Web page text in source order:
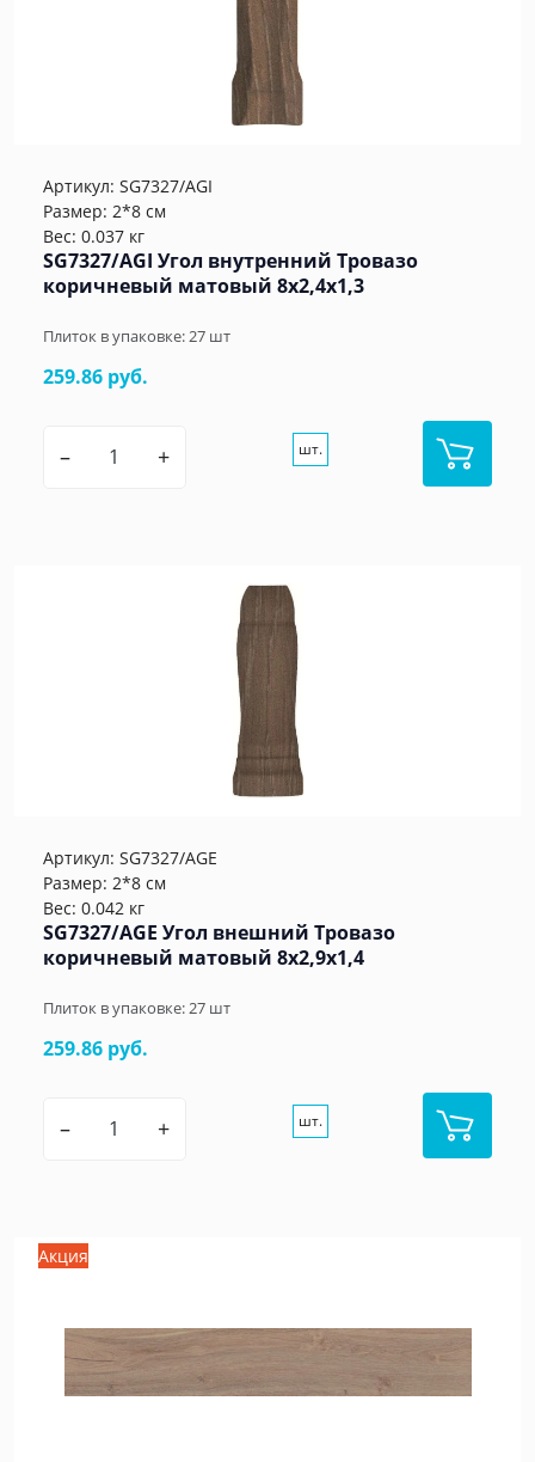
Артикул: SG7327/AGI
Размер: 2*8 см
Вес: 0.037 кг
SG7327/AGI Угол внутренний Тровазо
коричневый матовый 8x2,4x1,3
Плиток в упаковке:27 шт
259.86 руб.
– + шт.
Артикул: SG7327/AGE
Размер: 2*8 см
Вес: 0.042 кг
SG7327/AGE Угол внешний Тровазо
коричневый матовый 8x2,9x1,4
Плиток в упаковке:27 шт
259.86 руб.
– + шт.
Акция